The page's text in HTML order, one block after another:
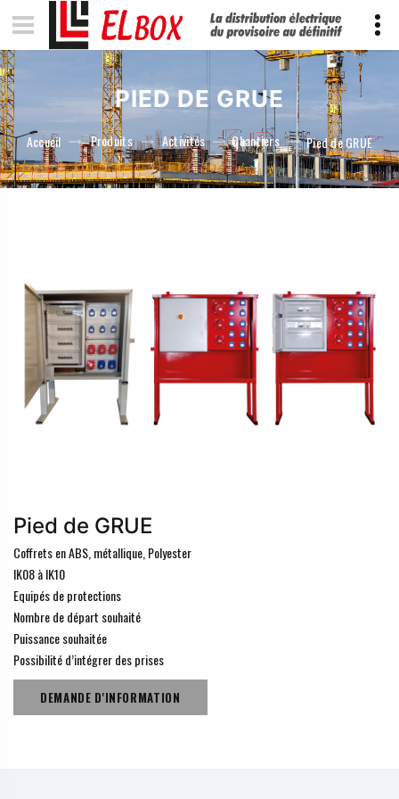
PIED DE GRUE
Accueil Produits Activités Chantiers Pied de GRUE
Pied de GRUE
Coffrets en ABS, métallique, Polyester
IK08 à IK10
Equipés de protections
Nombre de départ souhaité
Puissance souhaitée
Possibilité d’intégrer des prises
DEMANDE D'INFORMATION